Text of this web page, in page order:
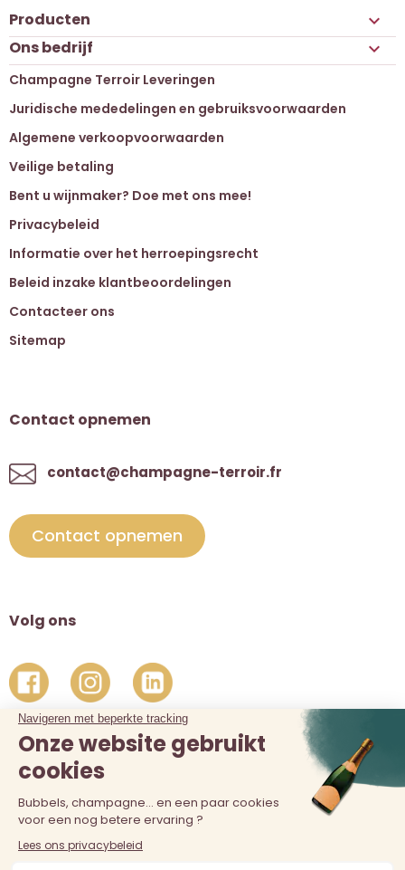
Producten 
Ons bedrijf 
Champagne Terroir Leveringen
Juridische mededelingen en gebruiksvoorwaarden
Algemene verkoopvoorwaarden
Veilige betaling
Bent u wijnmaker? Doe met ons mee!
Privacybeleid
Informatie over het herroepingsrecht
Beleid inzake klantbeoordelingen
Contacteer ons
Sitemap
Contact opnemen
contact@champagne-terroir.fr
Contact opnemen
Volg ons